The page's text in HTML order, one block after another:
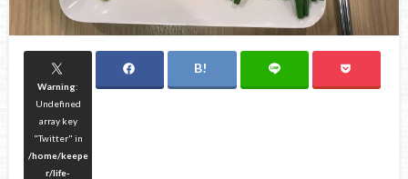
Warning:
Undefined
array key
"Twitter" in
/home/keepe
r/life-